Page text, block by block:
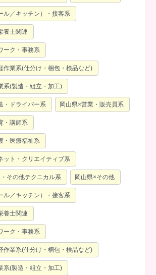
ル／キッチン）・接客系
養士関連
ーク・事務系
作業系(仕分け・梱包・検品など)
系(製造・組立・加工)
・ドライバー系 岡山県×営業・販売員系
・講師系
・医療福祉系
ット・クリエイティブ系
その他テクニカル系 岡山県×その他
ル／キッチン）・接客系
養士関連
ーク・事務系
作業系(仕分け・梱包・検品など)
系(製造・組立・加工)